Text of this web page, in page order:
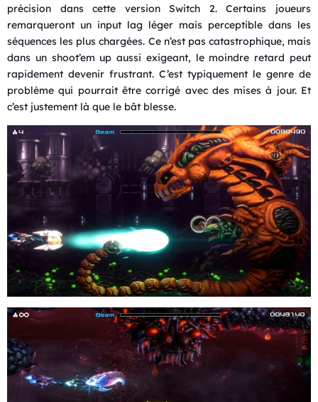
précision dans cette version Switch 2. Certains joueurs
remarqueront un input lag léger mais perceptible dans les
séquences les plus chargées. Ce n’est pas catastrophique, mais
dans un shoot’em up aussi exigeant, le moindre retard peut
rapidement devenir frustrant. C’est typiquement le genre de
problème qui pourrait être corrigé avec des mises à jour. Et
c’est justement là que le bât blesse.